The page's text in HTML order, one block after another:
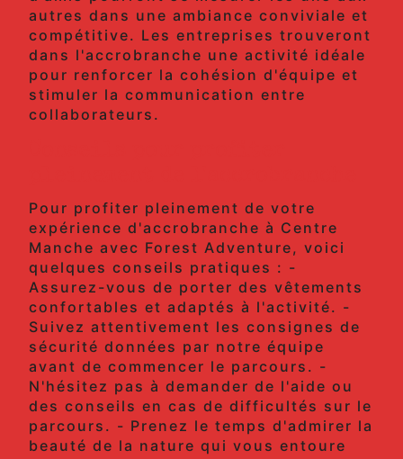
autres dans une ambiance conviviale et
compétitive. Les entreprises trouveront
dans l'accrobranche une activité idéale
pour renforcer la cohésion d'équipe et
stimuler la communication entre
collaborateurs.
Pour profiter pleinement de votre
expérience d'accrobranche à Centre
Manche avec Forest Adventure, voici
quelques conseils pratiques : -
Assurez-vous de porter des vêtements
confortables et adaptés à l'activité. -
Suivez attentivement les consignes de
sécurité données par notre équipe
avant de commencer le parcours. -
N'hésitez pas à demander de l'aide ou
des conseils en cas de difficultés sur le
parcours. - Prenez le temps d'admirer la
beauté de la nature qui vous entoure